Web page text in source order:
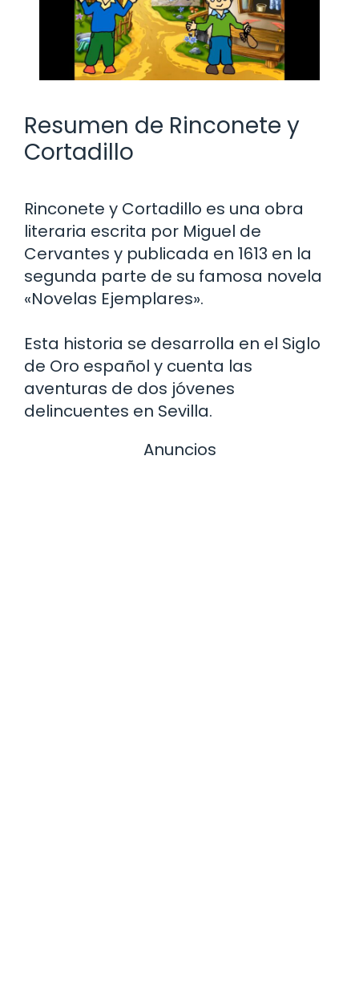
Resumen de Rinconete y
Cortadillo
Rinconete y Cortadillo es una obra
literaria escrita por Miguel de
Cervantes y publicada en 1613 en la
segunda parte de su famosa novela
«Novelas Ejemplares».
Esta historia se desarrolla en el Siglo
de Oro español y cuenta las
aventuras de dos jóvenes
delincuentes en Sevilla.
Anuncios